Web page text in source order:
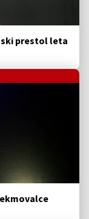
prestol leta